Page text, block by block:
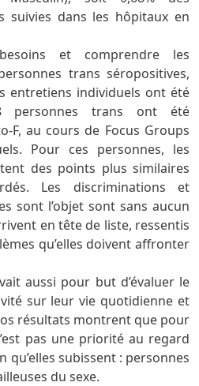
suivies dans les hôpitaux en
et comprendre les
trans séropositives,
entretiens individuels ont été
personnes trans ont été
F, au cours de Focus Groups
Pour ces personnes, les
des points plus similaires
Les discriminations et
sont l’objet sont sans aucun
en tête de liste, ressentis
qu’elles doivent affronter
aussi pour but d’évaluer le
sur leur vie quotidienne et
résultats montrent que pour
pas une priorité au regard
subissent : personnes
du sexe.